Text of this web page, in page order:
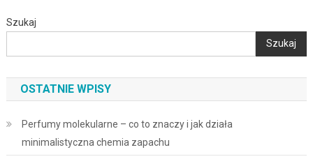
Szukaj
Szukaj
OSTATNIE WPISY
Perfumy molekularne – co to znaczy i jak działa
minimalistyczna chemia zapachu